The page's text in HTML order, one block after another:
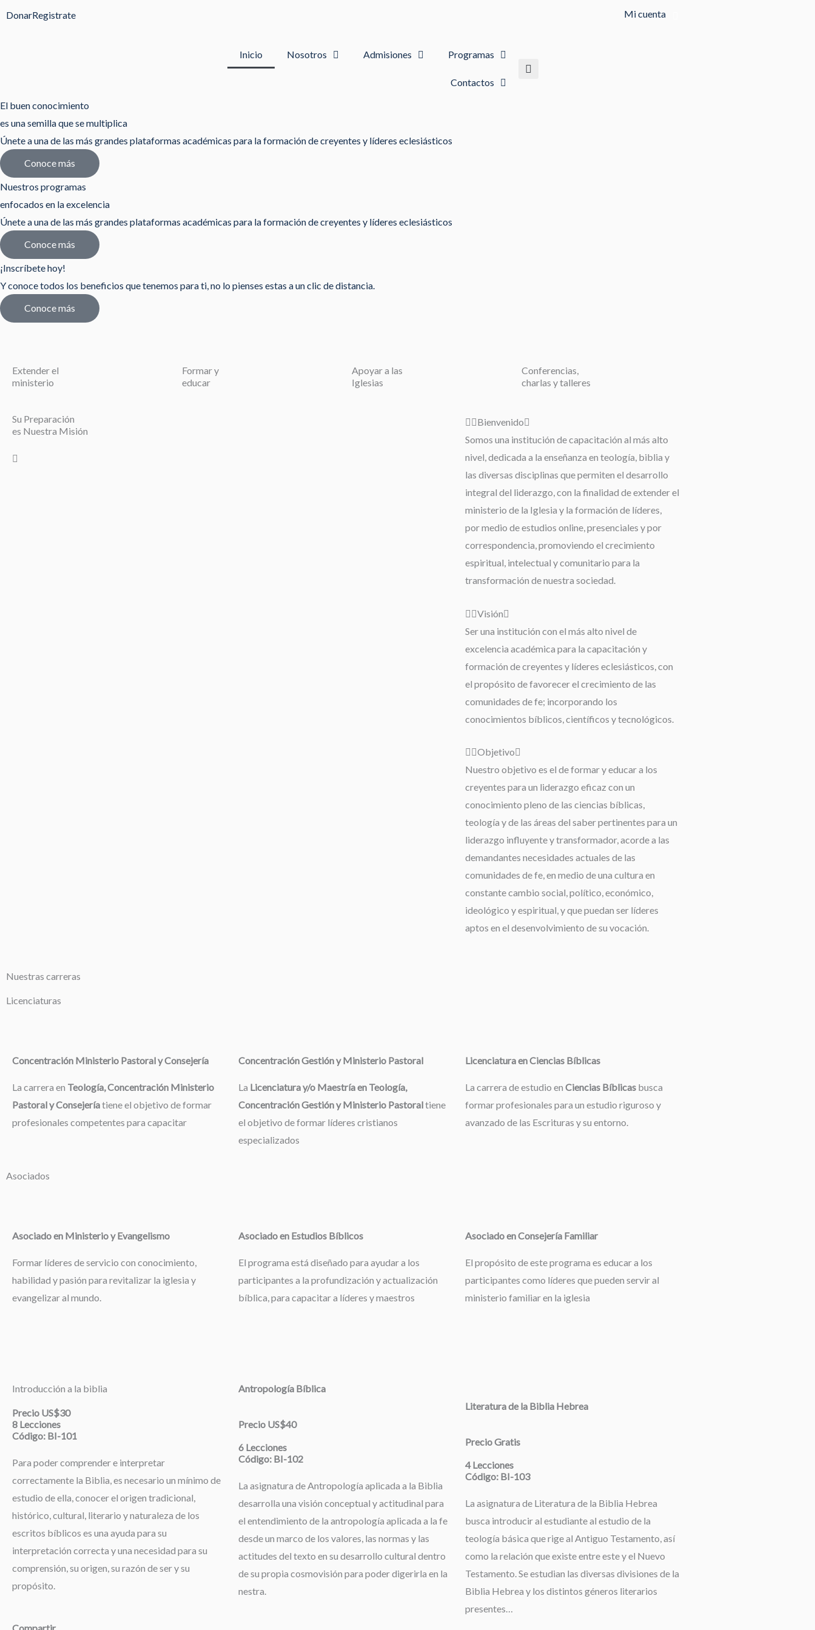
DonarRegistrate Mi cuenta
Inicio Nosotros Admisiones Programas
Contactos
El buen conocimiento
es una semilla que se multiplica
Únete a una de las más grandes plataformas académicas para la formación de creyentes y líderes eclesiásticos
Conoce más
Nuestros programas
enfocados en la excelencia
Únete a una de las más grandes plataformas académicas para la formación de creyentes y líderes eclesiásticos
Conoce más
¡Inscríbete hoy!
Y conoce todos los beneficios que tenemos para ti, no lo pienses estas a un clic de distancia.
Conoce más
Extender el
ministerio
Formar y
educar
Apoyar a las
Iglesias
Conferencias,
charlas y talleres
Su Preparación
es Nuestra Misión
Bienvenido
Somos una institución de capacitación al más alto
nivel, dedicada a la enseñanza en teología, biblia y
las diversas disciplinas que permiten el desarrollo
integral del liderazgo, con la finalidad de extender el
ministerio de la Iglesia y la formación de líderes,
por medio de estudios online, presenciales y por
correspondencia, promoviendo el crecimiento
espiritual, intelectual y comunitario para la
transformación de nuestra sociedad.
Visión
Ser una institución con el más alto nivel de
excelencia académica para la capacitación y
formación de creyentes y líderes eclesiásticos, con
el propósito de favorecer el crecimiento de las
comunidades de fe; incorporando los
conocimientos bíblicos, científicos y tecnológicos.
Objetivo
Nuestro objetivo es el de formar y educar a los
creyentes para un liderazgo eficaz con un
conocimiento pleno de las ciencias bíblicas,
teología y de las áreas del saber pertinentes para un
liderazgo influyente y transformador, acorde a las
demandantes necesidades actuales de las
comunidades de fe, en medio de una cultura en
constante cambio social, político, económico,
ideológico y espiritual, y que puedan ser líderes
aptos en el desenvolvimiento de su vocación.
Nuestras carreras
Licenciaturas
Concentración Ministerio Pastoral y Consejería
La carrera en Teología, Concentración Ministerio
Pastoral y Consejeríatiene el objetivo de formar
profesionales competentes para capacitar
Concentración Gestión y Ministerio Pastoral
La Licenciatura y/o Maestría en Teología,
Concentración Gestión y Ministerio Pastoraltiene
el objetivo de formar líderes cristianos
especializados
Licenciatura en Ciencias Bíblicas
La carrera de estudio en Ciencias Bíblicasbusca
formar profesionales para un estudio riguroso y
avanzado de las Escrituras y su entorno.
Asociados
Asociado en Ministerio y Evangelismo
Formar líderes de servicio con conocimiento,
habilidad y pasión para revitalizar la iglesia y
evangelizar al mundo.
Asociado en Estudios Bíblicos
El programa está diseñado para ayudar a los
participantes a la profundización y actualización
bíblica, para capacitar a líderes y maestros
Asociado en Consejería Familiar
El propósito de este programa es educar a los
participantes como líderes que pueden servir al
ministerio familiar en la iglesia
Introducción a la biblia
Precio US$30
8 Lecciones
Código: BI-101
Para poder comprender e interpretar
correctamente la Biblia, es necesario un mínimo de
estudio de ella, conocer el origen tradicional,
histórico, cultural, literario y naturaleza de los
escritos bíblicos es una ayuda para su
interpretación correcta y una necesidad para su
comprensión, su origen, su razón de ser y su
propósito.
Compartir
Antropología Bíblica
Precio US$40
6 Lecciones
Código: BI-102
La asignatura de Antropología aplicada a la Biblia
desarrolla una visión conceptual y actitudinal para
el entendimiento de la antropología aplicada a la fe
desde un marco de los valores, las normas y las
actitudes del texto en su desarrollo cultural dentro
de su propia cosmovisión para poder digerirla en la
nestra.
Literatura de la Biblia Hebrea
Precio Gratis
4 Lecciones
Código: BI-103
La asignatura de Literatura de la Biblia Hebrea
busca introducir al estudiante al estudio de la
teología básica que rige al Antiguo Testamento, así
como la relación que existe entre este y el Nuevo
Testamento. Se estudian las diversas divisiones de la
Biblia Hebrea y los distintos géneros literarios
presentes…